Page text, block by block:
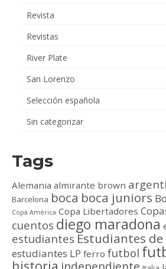
Revista
Revistas
River Plate
San Lorenzo
Selección española
Sin categorizar
Tags
Alemania almirante brown
Barcelona boca boca juniors
Copa América Copa Libertadores
cuentos diego maradona
estudiantes Estudiantes de
estudiantes LP ferro futbol